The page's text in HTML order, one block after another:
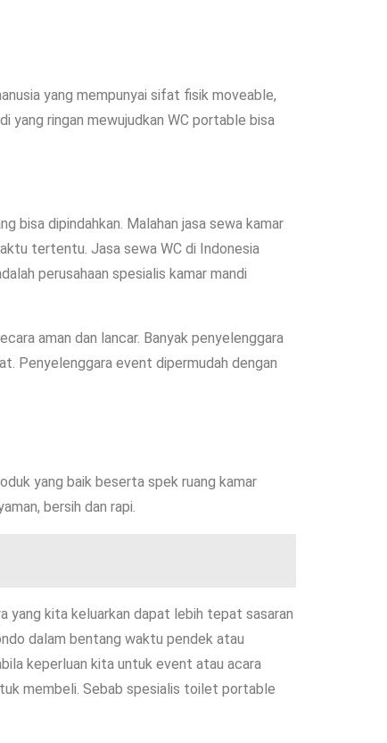
yang mempunyai sifat fisik moveable,
yang ringan mewujudkan WC portable bisa
bisa dipindahkan. Malahan jasa sewa kamar
tertentu. Jasa sewa WC di Indonesia
perusahaan spesialis kamar mandi
aman dan lancar. Banyak penyelenggara
Penyelenggara event dipermudah dengan
yang baik beserta spek ruang kamar
bersih dan rapi.
yang kita keluarkan dapat lebih tepat sasaran
dalam bentang waktu pendek atau
keperluan kita untuk event atau acara
membeli. Sebab spesialis toilet portable